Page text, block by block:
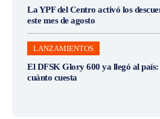
La YPF del Centro activó los
este mes de agosto
LANZAMIENTOS
El DFSK Glory 600 ya llegó al país:
cuánto cuesta